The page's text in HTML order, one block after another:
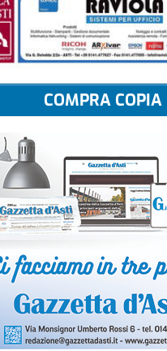
COMPRA COPIA